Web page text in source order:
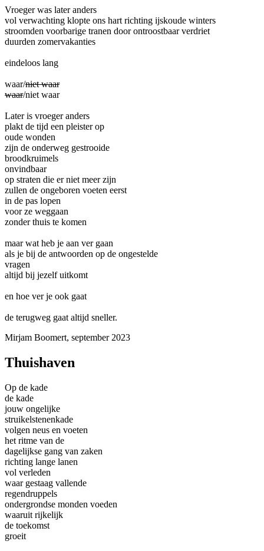
Vroeger was later anders
vol verwachting klopte ons hart richting ijskoude winters
stroomden voorbarige tranen door ontroostbaar verdriet
duurden zomervakanties
eindeloos lang
waar/niet waar
waar/niet waar
Later is vroeger anders
plakt de tijd een pleister op
oude wonden
zijn de onderweg gestrooide
broodkruimels
onvindbaar
op straten die er niet meer zijn
zullen de ongeboren voeten eerst
in de pas lopen
voor ze weggaan
zonder thuis te komen
maar wat heb je aan ver gaan
als je bij de antwoorden op de ongestelde
vragen
altijd bij jezelf uitkomt
en hoe ver je ook gaat
de terugweg gaat altijd sneller.
Mirjam Boomert, september 2023
Thuishaven
Op de kade
de kade
jouw ongelijke
struikelstenenkade
volgen neus en voeten
het ritme van de
dagelijkse gang van zaken
richting lange lanen
vol verleden
waar gestaag vallende
regendruppels
ondergrondse monden voeden
waaruit rijkelijk
de toekomst
groeit